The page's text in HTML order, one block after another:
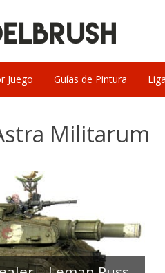
Juego Guías de Pintura
Militarum